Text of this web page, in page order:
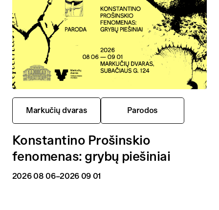
Markučių dvaras Parodos
Konstantino Prošinskio
fenomenas: grybų piešiniai
2026 08 06–2026 09 01